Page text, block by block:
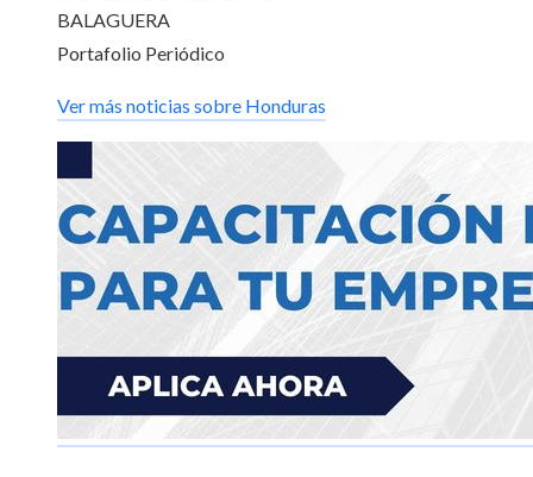
BALAGUERA
Portafolio Periódico
Ver más noticias sobre Honduras